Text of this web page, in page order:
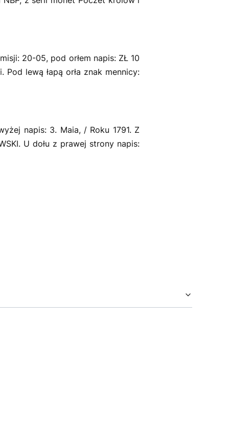
20-05, pod orłem napis: ZŁ 10
lewą łapą orła znak mennicy:
napis: 3. Maia, / Roku 1791. Z
U dołu z prawej strony napis: